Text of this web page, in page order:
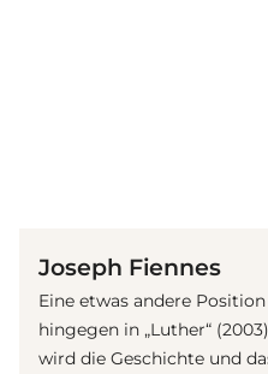
Joseph Fiennes
Eine etwas andere
hingegen in „Luther“
wird die Geschichte und